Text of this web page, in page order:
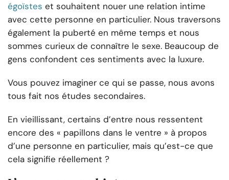
égoïstes et souhaitent nouer une relation intime
avec cette personne en particulier. Nous traversons
également la puberté en même temps et nous
sommes curieux de connaître le sexe. Beaucoup de
gens confondent ces sentiments avec la luxure.
Vous pouvez imaginer ce qui se passe, nous avons
tous fait nos études secondaires.
En vieillissant, certains d’entre nous ressentent
encore des « papillons dans le ventre » à propos
d’une personne en particulier, mais qu’est-ce que
cela signifie réellement ?